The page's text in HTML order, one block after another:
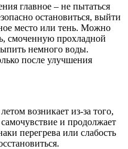
главное – не пытаться
остановиться, выйти
место или тень. Можно
смоченную прохладной
немного воды.
после улучшения
возникает из-за того,
и продолжает
перегрева или слабость